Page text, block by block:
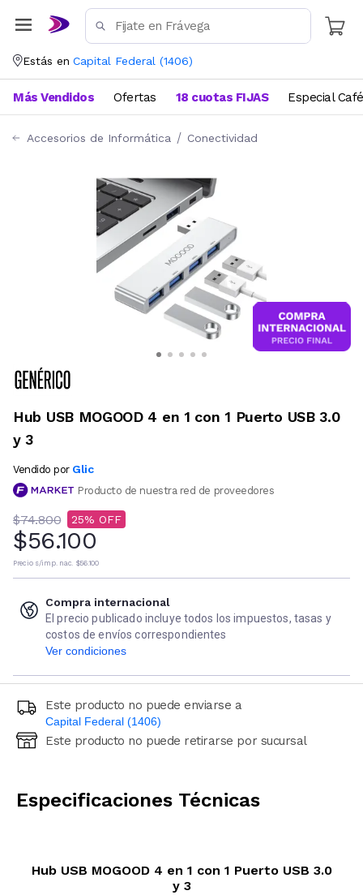
Estás en Capital Federal (1406)
Más Vendidos Ofertas 18 cuotas FIJAS Especial Café
Accesorios de Informática Conectividad
Hub USB MOGOOD 4 en 1 con 1 Puerto USB 3.0
y 3
Vendido por Glic
Producto de nuestra red de proveedores
$74.800 25
$56.100
Precio s/imp. nac. $56.100
Compra internacional
El precio publicado incluye todos los impuestos, tasas y
costos de envíos correspondientes
Ver condiciones
Este producto no puede enviarse a
Capital Federal (1406)
Ingresá código postal (sólo números)
Este producto no puede retirarse por sucursal
Especificaciones Técnicas
Hub USB MOGOOD 4 en 1 con 1 Puerto USB 3.0
y 3